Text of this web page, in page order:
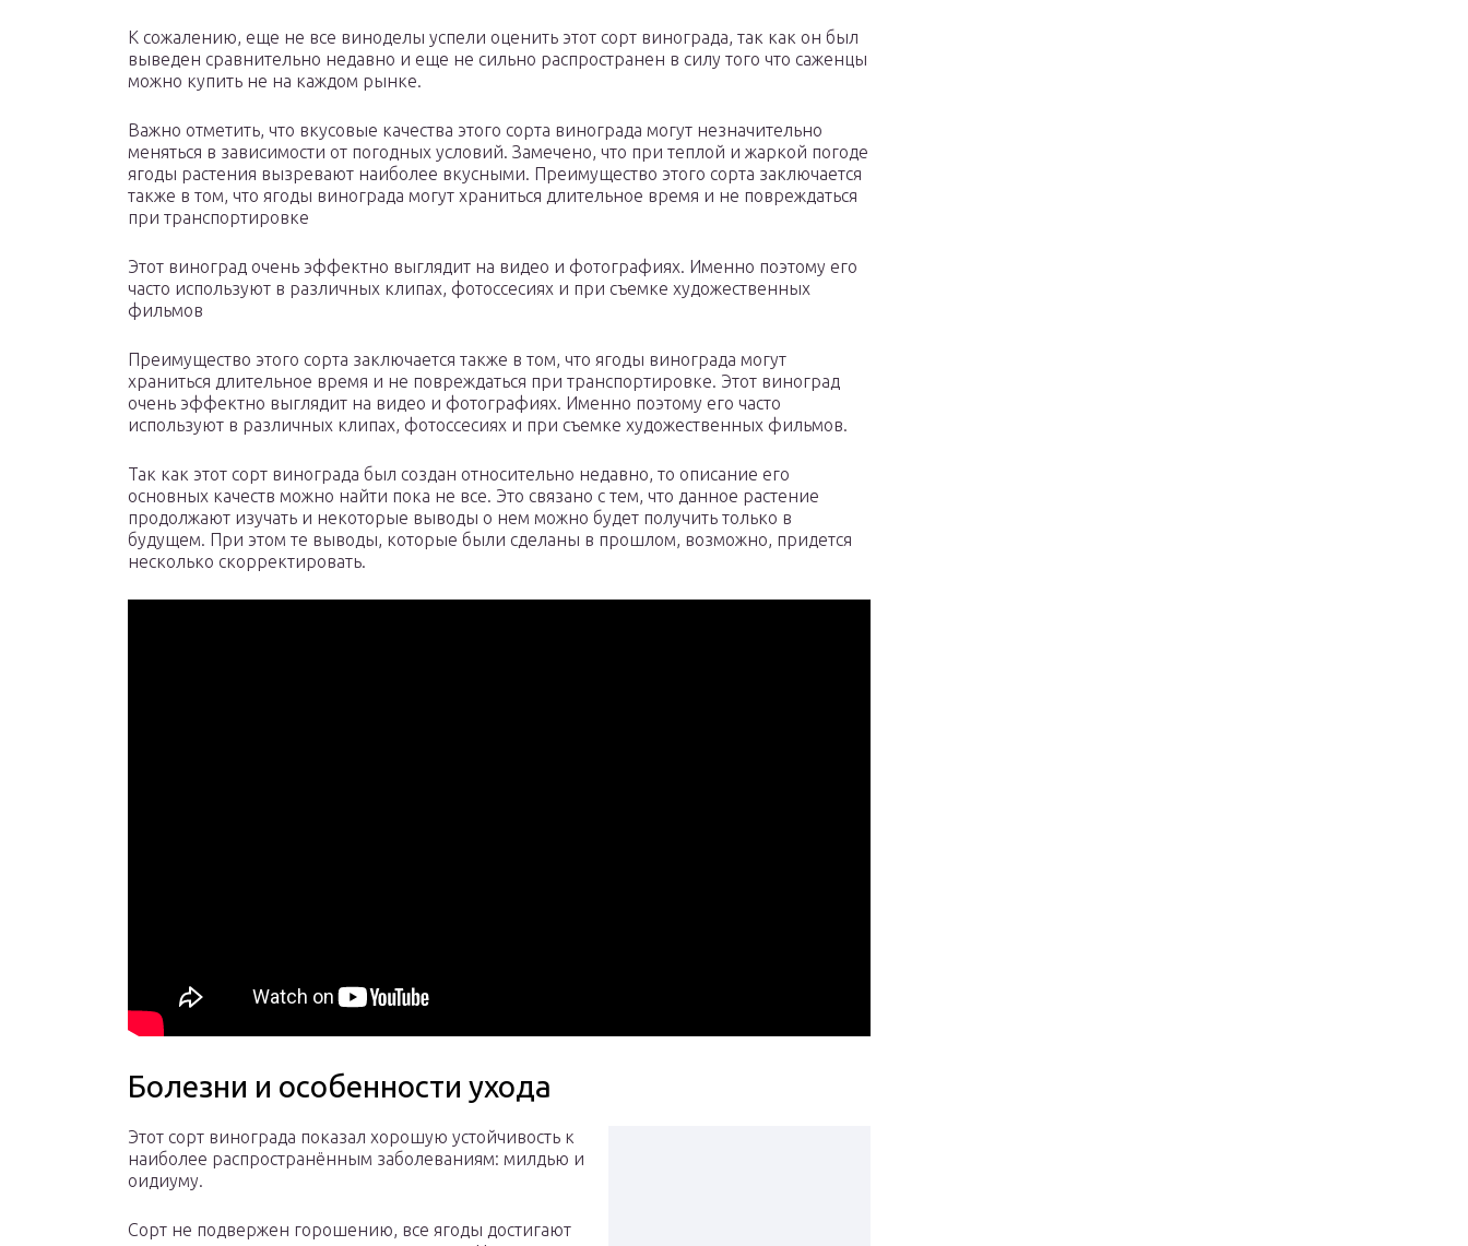
К сожалению, еще не все виноделы успели оценить этот сорт винограда, так как он был
выведен сравнительно недавно и еще не сильно распространен в силу того что саженцы
можно купить не на каждом рынке.
Важно отметить, что вкусовые качества этого сорта винограда могут незначительно
меняться в зависимости от погодных условий. Замечено, что при теплой и жаркой погоде
ягоды растения вызревают наиболее вкусными. Преимущество этого сорта заключается
также в том, что ягоды винограда могут храниться длительное время и не повреждаться
при транспортировке
Этот виноград очень эффектно выглядит на видео и фотографиях. Именно поэтому его
часто используют в различных клипах, фотоссесиях и при съемке художественных
фильмов
Преимущество этого сорта заключается также в том, что ягоды винограда могут
храниться длительное время и не повреждаться при транспортировке. Этот виноград
очень эффектно выглядит на видео и фотографиях. Именно поэтому его часто
используют в различных клипах, фотоссесиях и при съемке художественных фильмов.
Так как этот сорт винограда был создан относительно недавно, то описание его
основных качеств можно найти пока не все. Это связано с тем, что данное растение
продолжают изучать и некоторые выводы о нем можно будет получить только в
будущем. При этом те выводы, которые были сделаны в прошлом, возможно, придется
несколько скорректировать.
Болезни и особенности ухода
Этот сорт винограда показал хорошую устойчивость к
наиболее распространённым заболеваниям: милдью и
оидиуму.
Сорт не подвержен горошению, все ягоды достигают